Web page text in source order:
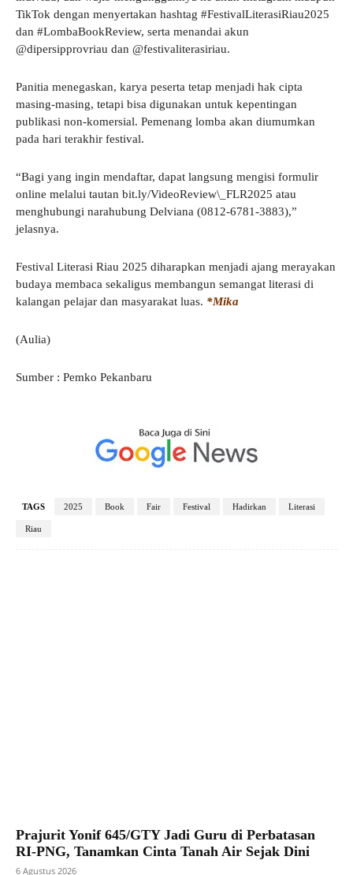
TikTok dengan menyertakan hashtag #FestivalLiterasiRiau2025
dan #LombaBookReview, serta menandai akun
@dipersipprovriau dan @festivaliterasiriau.
Panitia menegaskan, karya peserta tetap menjadi hak cipta
masing-masing, tetapi bisa digunakan untuk kepentingan
publikasi non-komersial. Pemenang lomba akan diumumkan
pada hari terakhir festival.
“Bagi yang ingin mendaftar, dapat langsung mengisi formulir
online melalui tautan bit.ly/VideoReview\_FLR2025 atau
menghubungi narahubung Delviana (0812-6781-3883),”
jelasnya.
Festival Literasi Riau 2025 diharapkan menjadi ajang merayakan
budaya membaca sekaligus membangun semangat literasi di
kalangan pelajar dan masyarakat luas. *Mika
(Aulia)
Sumber : Pemko Pekanbaru
TAGS 2025 Book Fair Festival Hadirkan Literasi
Riau
Prajurit Yonif 645/GTY Jadi Guru di Perbatasan
RI-PNG, Tanamkan Cinta Tanah Air Sejak Dini
6 Agustus 2026